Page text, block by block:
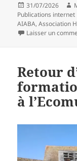
Publié
le
31/07/2026
Publications internet
AIABA,Association
Laisser un
Retour
à